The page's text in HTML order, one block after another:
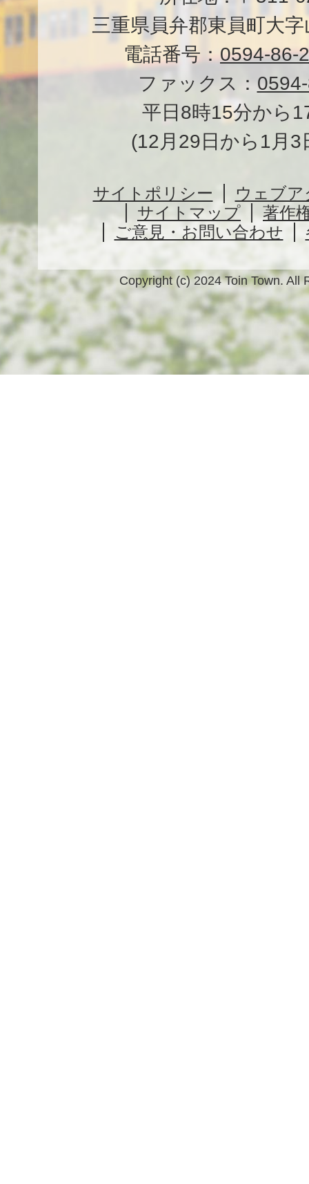
三重県員弁郡東員町大
電話番号： 0594-86-
ファックス：
平日8時15分から
(12月29日から1月3
サイトポリシー
ウェブ
サイトマップ
著作
ご意見・お問い合わせ
Copyright (c) 2024 Toin Town. All